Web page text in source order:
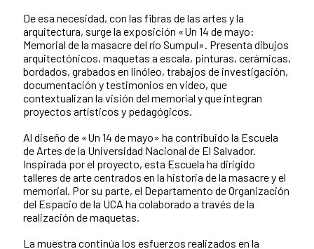
De esa necesidad, con las fibras de las artes y la
arquitectura, surge la exposición «Un 14 de mayo:
Memorial de la masacre del río Sumpul». Presenta dibujos
arquitectónicos, maquetas a escala, pinturas, cerámicas,
bordados, grabados en linóleo, trabajos de investigación,
documentación y testimonios en video, que
contextualizan la visión del memorial y que integran
proyectos artísticos y pedagógicos.
Al diseño de «Un 14 de mayo» ha contribuido la Escuela
de Artes de la Universidad Nacional de El Salvador.
Inspirada por el proyecto, esta Escuela ha dirigido
talleres de arte centrados en la historia de la masacre y el
memorial. Por su parte, el Departamento de Organización
del Espacio de la UCA ha colaborado a través de la
realización de maquetas.
La muestra continúa los esfuerzos realizados en la